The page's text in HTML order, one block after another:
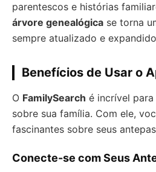
parentescos e histórias
árvore genealógica se torna
sempre atualizado e
Benefícios de Usar o
O FamilySearch é incrível
sobre sua família. Com ele,
fascinantes sobre seus
Conecte-se com Seus